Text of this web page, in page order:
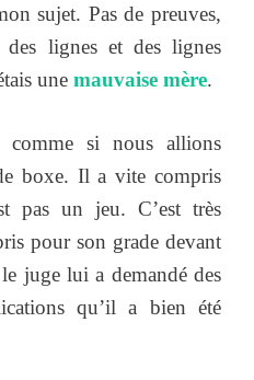
sujet. Pas de preuves,
des lignes et des lignes
une mauvaise mère.
si nous allions
boxe. Il a vite compris
pas un jeu. C’est très
pour son grade devant
juge lui a demandé des
qu’il a bien été